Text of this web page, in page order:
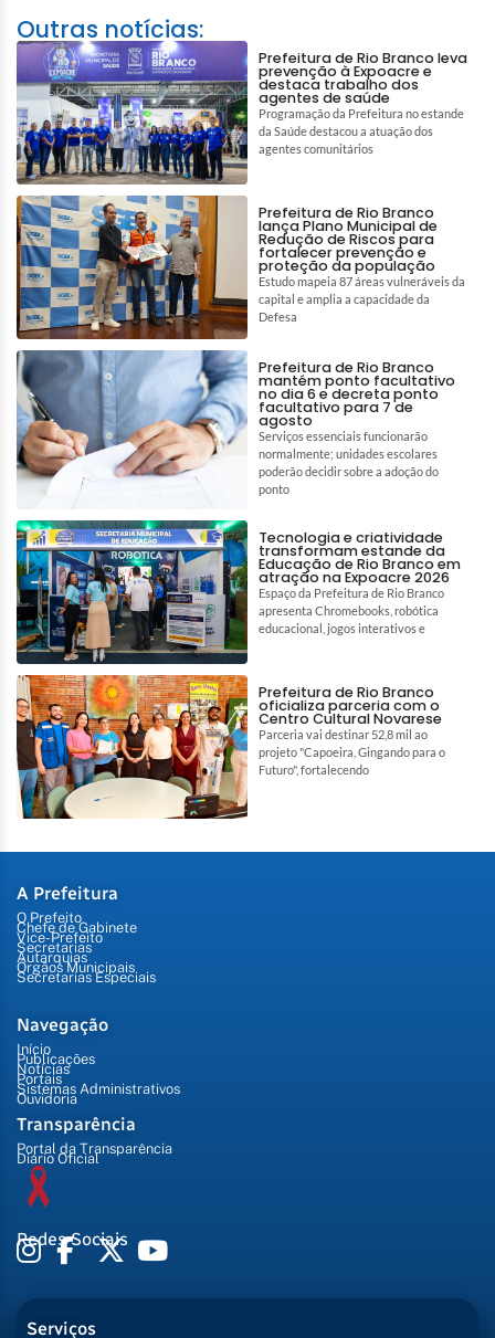
Outras notícias:
Prefeitura de Rio Branco leva
prevenção à Expoacre e
destaca trabalho dos
agentes de saúde
Programação da Prefeitura no estande
da Saúde destacou a atuação dos
agentes comunitários
Prefeitura de Rio Branco
lança Plano Municipal de
Redução de Riscos para
fortalecer prevenção e
proteção da população
Estudo mapeia 87 áreas vulneráveis da
capital e amplia a capacidade da
Defesa
Prefeitura de Rio Branco
mantém ponto facultativo
no dia 6 e decreta ponto
facultativo para 7 de
agosto
Serviços essenciais funcionarão
normalmente; unidades escolares
poderão decidir sobre a adoção do
ponto
Tecnologia e criatividade
transformam estande da
Educação de Rio Branco em
atração na Expoacre 2026
Espaço da Prefeitura de Rio Branco
apresenta Chromebooks, robótica
educacional, jogos interativos e
Prefeitura de Rio Branco
oficializa parceria com o
Centro Cultural Novarese
Parceria vai destinar 52,8 mil ao
projeto "Capoeira, Gingando para o
Futuro", fortalecendo
A Prefeitura
O Prefeito
Chefe de Gabinete
Vice-Prefeito
Secretarias
Autarquias
Órgãos Municipais
Secretarias Especiais
Navegação
Início
Publicações
Notícias
Portais
Sistemas Administrativos
Ouvidoria
Transparência
Portal da Transparência
Diário Oficial
Redes Sociais
Serviços